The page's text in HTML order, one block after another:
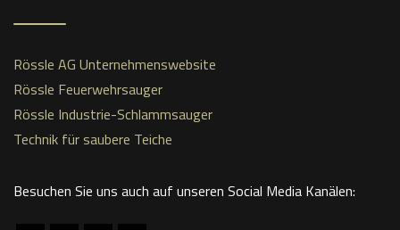
Rössle AG Unternehmenswebsite
Rössle Feuerwehrsauger
Rössle Industrie-Schlammsauger
Technik für saubere Teiche
Besuchen Sie uns auch auf unseren Social Media Kanälen: